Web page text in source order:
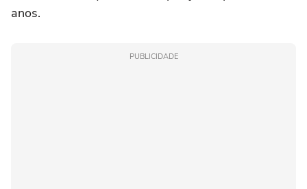
anos.
PUBLICIDADE